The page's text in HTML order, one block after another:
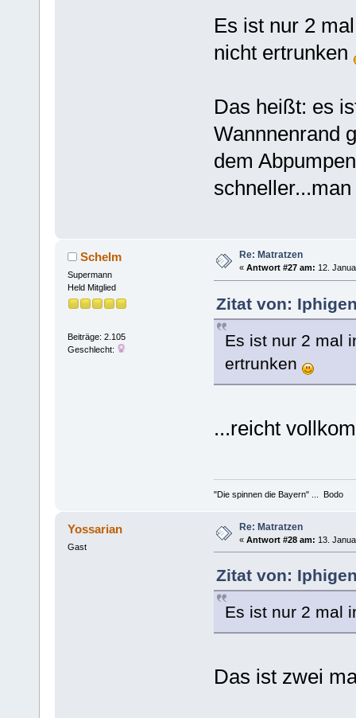
Es ist nur 2
nicht ertrunken
Das heißt: es
Wannnenrand
dem
Schelm
Supermann
Held Mitglied
Beiträge: 2.105
Geschlecht:
Re: Matratzen
« Antwort #27 am: 12.
Zitat von:
Es ist nur 2 mal
ertrunken
...reicht
"Die spinnen die Bayern" ... Bodo
Yossarian
Gast
Re: Matratzen
« Antwort #28 am: 13.
Zitat von:
Es ist nur 2 mal
Das ist zwei